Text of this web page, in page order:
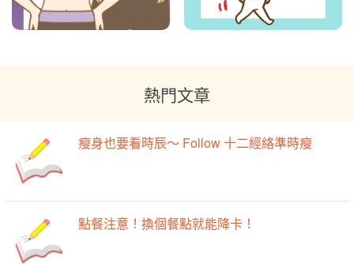
熱門文章
瘦身也要看時辰～ Follow 十二經絡準時瘦
點餐注意！換個餐點就能降卡！